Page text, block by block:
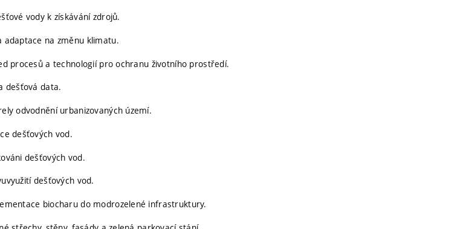
vody k získávání zdrojů.
adaptace na změnu klimatu.
procesů a technologií pro ochranu životního prostředí.
dešťová data.
odvodnění urbanizovaných území.
dešťových vod.
dešťových vod.
dešťových vod.
biocharu do modrozelené infrastruktury.